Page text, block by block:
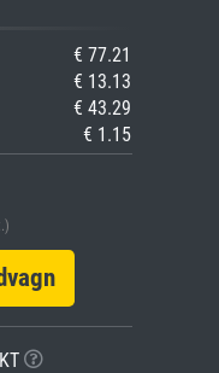
€ 77.21
€ 13.13
€ 43.29
€ 1.15